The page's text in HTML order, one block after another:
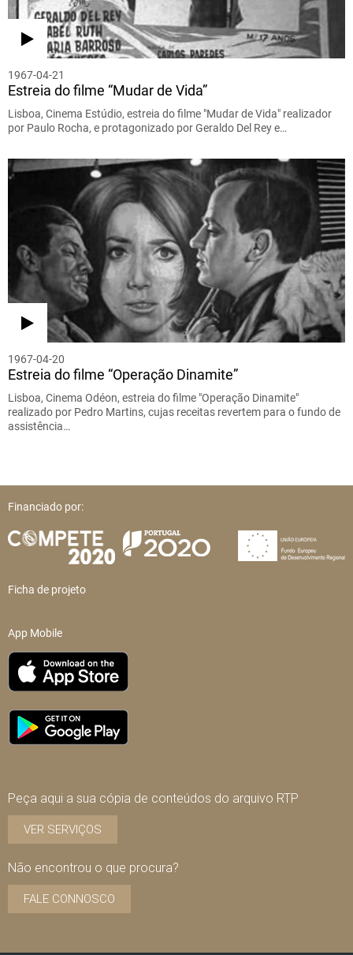
1967-04-21
Estreia do filme “Mudar de Vida”
Lisboa, Cinema Estúdio, estreia do filme "Mudar de Vida" realizador
por Paulo Rocha, e protagonizado por Geraldo Del Rey e…
1967-04-20
Estreia do filme “Operação Dinamite”
Lisboa, Cinema Odéon, estreia do filme "Operação Dinamite"
realizado por Pedro Martins, cujas receitas revertem para o fundo de
assistência…
Financiado por:
Ficha de projeto
App Mobile
Peça aqui a sua cópia de conteúdos do arquivo RTP
VER SERVIÇOS
Não encontrou o que procura?
FALE CONNOSCO